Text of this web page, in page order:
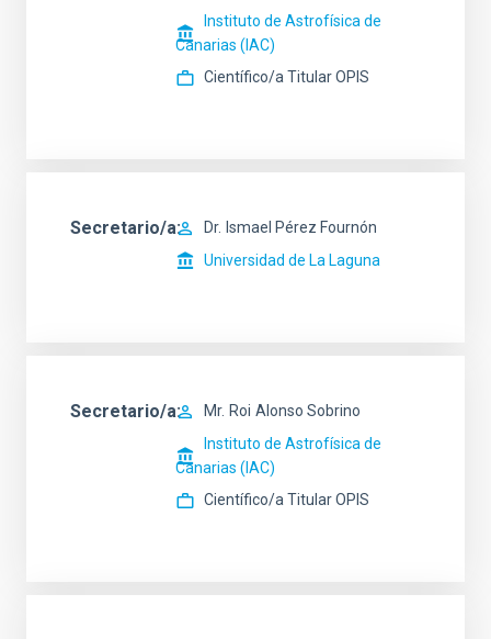
Instituto de Astrofísica de
Canarias (IAC)
Científico/a Titular OPIS
Secretario/a Dr. Ismael Pérez Fournón
Universidad de La Laguna
Secretario/a Mr. Roi Alonso Sobrino
Instituto de Astrofísica de
Canarias (IAC)
Científico/a Titular OPIS